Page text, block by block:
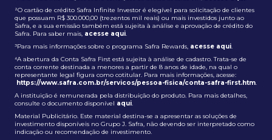
²O cartão de crédito Safra Infinite Investor é elegível para solicitação de clientes
que possuam R$ 300.000,00 (trezentos mil reais) ou mais investidos junto ao
Safra, e a sua emissão também está sujeita à análise e aprovação de crédito do
Safra. Para saber mais, acesse aqui.
³Para mais informações sobre o programa Safra Rewards, acesse aqui.
⁴A abertura da Conta Safra First está sujeita à análise de cadastro. Trata-se de
conta corrente destinada a menores a partir de 8 anos de idade, na qual o
representante legal figura como cotitular. Para mais informações, acesse:
https://www.safra.com.br/servicos/pessoa-fisica/conta-safra-first.htm.
A instituição é remunerada pela distribuição do produto. Para mais detalhes,
consulte o documento disponível aqui.
Material Publicitário. Este material destina-se a apresentar as soluções de
investimento disponíveis no Grupo J. Safra, não devendo ser interpretado como
indicação ou recomendação de investimento.